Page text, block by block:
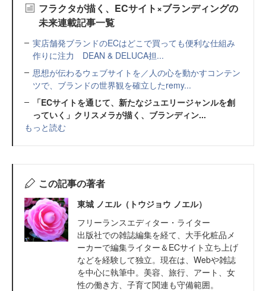
フラクタが描く、ECサイト×ブランディングの
未来連載記事一覧
実店舗発ブランドのECはどこで買っても便利な仕組み
作りに注力 DEAN & DELUCA担...
思想が伝わるウェブサイトを／人の心を動かすコンテン
ツで、ブランドの世界観を確立したremy...
「ECサイトを通じて、新たなジュエリージャンルを創
っていく」クリスメラが描く、ブランディン...
もっと読む
この記事の著者
東城 ノエル（トウジョウ ノエル）
フリーランスエディター・ライター
出版社での雑誌編集を経て、大手化粧品メ
ーカーで編集ライター＆ECサイト立ち上げ
などを経験して独立。現在は、Webや雑誌
を中心に執筆中。美容、旅行、アート、女
性の働き方、子育て関連も守備範囲。